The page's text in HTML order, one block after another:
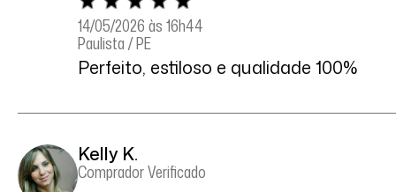
14/05/2026 às 16h44
Paulista / PE
Perfeito, estiloso e qualidade 100%
Kelly K.
Comprador Verificado